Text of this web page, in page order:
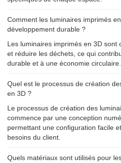
Comment les luminaires imprimés
développement durable ?
Les luminaires imprimés en 3D sont
et réduire les déchets, ce qui
durable et à une économie circulaire.
Quel est le processus de création
en 3D ?
Le processus de création des
commence par une conception
permettant une configuration facile
besoins du client.
Quels matériaux sont utilisés pour